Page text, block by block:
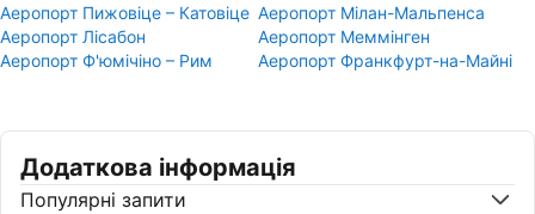
Аеропорт Пижовіце – Катовіце Аеропорт Мілан-Мальпенса
Аеропорт Лісабон
Аеропорт Меммінген
Аеропорт Ф'юмічіно – Рим
Аеропорт Франкфурт-на-Майні
Додаткова інформація
Популярні запити